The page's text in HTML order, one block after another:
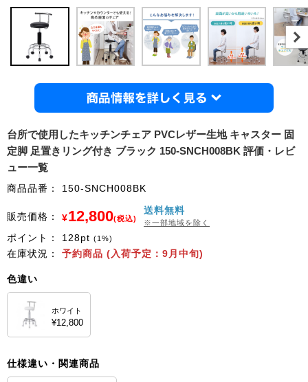
台所で使用したキッチンチェア PVCレザー生地 キャスター 固
定脚 足置きリング付き ブラック 150-SNCH008BK 評価・レビ
ュー一覧
商品品番： 150-SNCH008BK
販売価格： ¥12,800(税込)
送料無料
※一部地域を除く
ポイント： 128pt (1%)
在庫状況： 予約商品 (入荷予定：9月中旬)
色違い
ホワイト
¥12,800
仕様違い・関連商品